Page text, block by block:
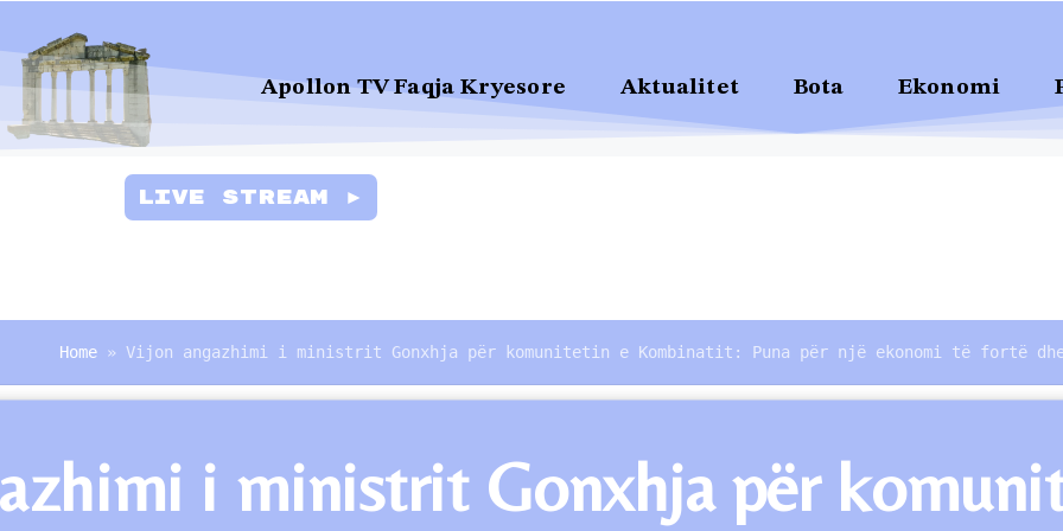
Apollon TV Faqja Kryesore Aktualitet Bota Ekonomi
Live Stream ►
Home » Vijon angazhimi i ministrit Gonxhja për komunitetin e Kombinatit: Puna për një ekonomi të fortë
i ministrit Gonxhja për